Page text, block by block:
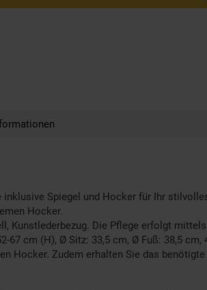
Spiegel und Hocker für Ihr
Hocker.
Kunstlederbezug. Die Pflege erfolgt
67 cm (H), Ø Sitz: 33,5 cm, Ø Fuß: 38,5 cm,
Hocker. Zudem erhalten Sie das